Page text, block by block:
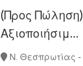
(Προς Πώληση)
Αξιοποιήσιμ...
Ν. Θεσπρωτίας -